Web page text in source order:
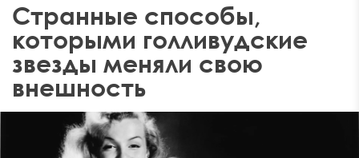
Странные способы,
которыми голливудские
звезды меняли свою
внешность